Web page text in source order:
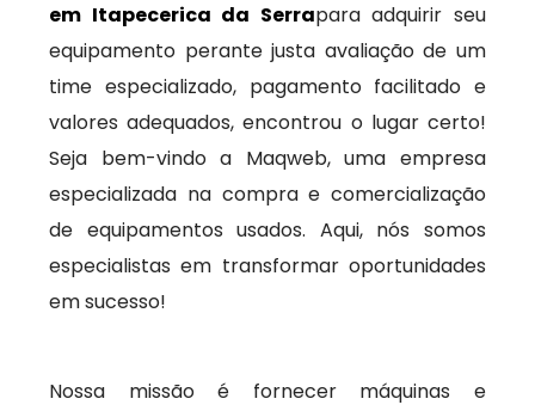
em Itapecerica da Serrapara adquirir seu
equipamento perante justa avaliação de um
time especializado, pagamento facilitado e
valores adequados, encontrou o lugar certo!
Seja bem-vindo a Maqweb, uma empresa
especializada na compra e comercialização
de equipamentos usados. Aqui, nós somos
especialistas em transformar oportunidades
em sucesso!
Nossa missão é fornecer máquinas e